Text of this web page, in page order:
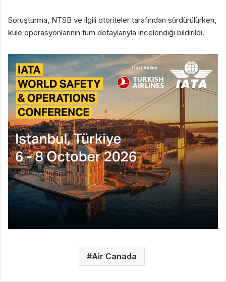
Soruşturma, NTSB ve ilgili otoriteler tarafından sürdürülürken,
kule operasyonlarının tüm detaylarıyla incelendiği bildirildi.
Air Canada